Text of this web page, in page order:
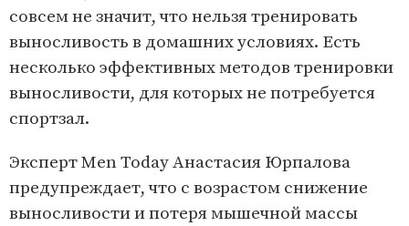
совсем не значит, что нельзя тренировать
выносливость в домашних условиях. Есть
несколько эффективных методов тренировки
выносливости, для которых не потребуется
спортзал.
Эксперт Men Today Анастасия Юрпалова
предупреждает, что с возрастом снижение
выносливости и потеря мышечной массы